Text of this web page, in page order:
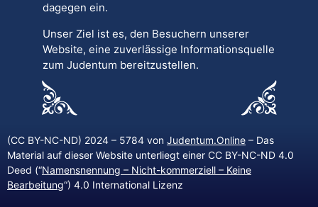
dagegen ein.
Unser Ziel ist es, den Besuchern unserer
Website, eine zuverlässige Informationsquelle
zum Judentum bereitzustellen.
(CC BY-NC-ND) 2024 – 5784 von Judentum.Online – Das
Material auf dieser Website unterliegt einer CC BY-NC-ND 4.0
Deed (“Namensnennung – Nicht-kommerziell – Keine
Bearbeitung“) 4.0 International Lizenz